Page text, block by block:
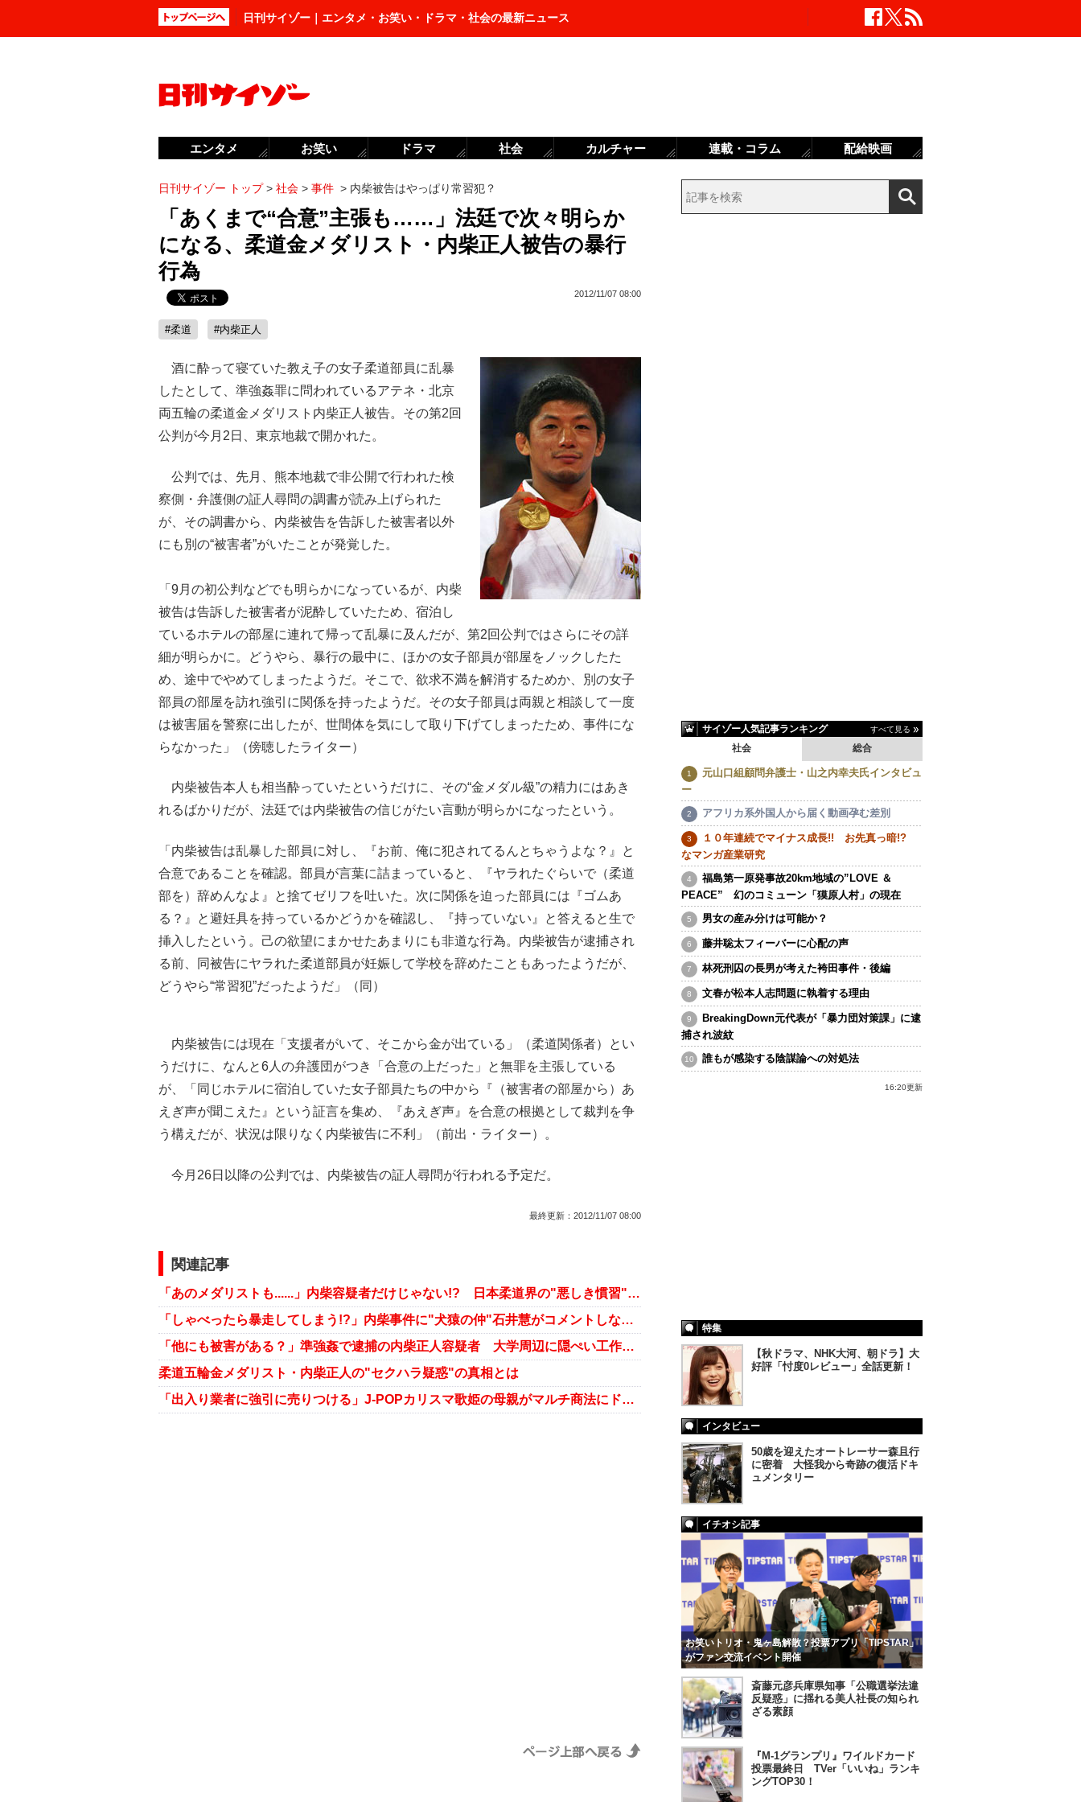
日刊サイゾー｜エンタメ・お笑い・ドラマ・社会の最新ニュース
日刊サイゾー トップ> 社会 > 事件 > 内柴被告はやっぱり常習犯？
「あくまで“合意”主張も……」法廷で次々明らか
になる、柔道金メダリスト・内柴正人被告の暴行
行為
2012/11/07 08:00
#柔道 #内柴正人
酒に酔って寝ていた教え子の女子柔道部員に乱暴
したとして、準強姦罪に問われているアテネ・北京
両五輪の柔道金メダリスト内柴正人被告。その第2回
公判が今月2日、東京地裁で開かれた。
公判では、先月、熊本地裁で非公開で行われた検
察側・弁護側の証人尋問の調書が読み上げられた
が、その調書から、内柴被告を告訴した被害者以外
にも別の“被害者”がいたことが発覚した。
「9月の初公判などでも明らかになっているが、内柴
被告は告訴した被害者が泥酔していたため、宿泊し
ているホテルの部屋に連れて帰って乱暴に及んだが、第2回公判ではさらにその詳
細が明らかに。どうやら、暴行の最中に、ほかの女子部員が部屋をノックしたた
め、途中でやめてしまったようだ。そこで、欲求不満を解消するためか、別の女子
部員の部屋を訪れ強引に関係を持ったようだ。その女子部員は両親と相談して一度
は被害届を警察に出したが、世間体を気にして取り下げてしまったため、事件にな
らなかった」（傍聴したライター）
内柴被告本人も相当酔っていたというだけに、その“金メダル級”の精力にはあき
れるばかりだが、法廷では内柴被告の信じがたい言動が明らかになったという。
「内柴被告は乱暴した部員に対し、『お前、俺に犯されてるんとちゃうよな？』と
合意であることを確認。部員が言葉に詰まっていると、『ヤラれたぐらいで（柔道
部を）辞めんなよ』と捨てゼリフを吐いた。次に関係を迫った部員には『ゴムあ
る？』と避妊具を持っているかどうかを確認し、『持っていない』と答えると生で
挿入したという。己の欲望にまかせたあまりにも非道な行為。内柴被告が逮捕され
る前、同被告にヤラれた柔道部員が妊娠して学校を辞めたこともあったようだが、
どうやら“常習犯”だったようだ」（同）
内柴被告には現在「支援者がいて、そこから金が出ている」（柔道関係者）とい
うだけに、なんと6人の弁護団がつき「合意の上だった」と無罪を主張している
が、「同じホテルに宿泊していた女子部員たちの中から『（被害者の部屋から）あ
えぎ声が聞こえた』という証言を集め、『あえぎ声』を合意の根拠として裁判を争
う構えだが、状況は限りなく内柴被告に不利」（前出・ライター）。
今月26日以降の公判では、内柴被告の証人尋問が行われる予定だ。
最終更新： 2012/11/07 08:00
関連記事
「あのメダリストも......」内柴容疑者だけじゃない!? 日本柔道界の"悪しき慣習"とは
「しゃべったら暴走してしまう!?」内柴事件に"犬猿の仲"石井慧がコメントしないワケ
「他にも被害がある？」準強姦で逮捕の内柴正人容疑者 大学周辺に隠ぺい工作の形跡も
柔道五輪金メダリスト・内柴正人の"セクハラ疑惑"の真相とは
「出入り業者に強引に売りつける」J-POPカリスマ歌姫の母親がマルチ商法にドップリ関与
サイゾー人気記事ランキング すべて見る
社会 総合
元山口組顧問弁護士・山之内幸夫氏インタビュ
ー
アフリカ系外国人から届く動画孕む差別
１０年連続でマイナス成長!! お先真っ暗!?
なマンガ産業研究
福島第一原発事故20km地域の”LOVE ＆
PEACE” 幻のコミューン「獏原人村」の現在
男女の産み分けは可能か？
藤井聡太フィーバーに心配の声
林死刑囚の長男が考えた袴田事件・後編
文春が松本人志問題に執着する理由
BreakingDown元代表が「暴力団対策課」に逮
捕され波紋
誰もが感染する陰謀論への対処法
16:20更新
特集
【秋ドラマ、NHK大河、朝ドラ】大
好評「忖度0レビュー」全話更新！
インタビュー
50歳を迎えたオートレーサー森且行
に密着 大怪我から奇跡の復活ドキ
ュメンタリー
イチオシ記事
お笑いトリオ・鬼ヶ島解散？投票アプリ「TIPSTAR」
がファン交流イベント開催
斎藤元彦兵庫県知事「公職選挙法違
反疑惑」に揺れる美人社長の知られ
ざる素顔
『M-1グランプリ』ワイルドカード
投票最終日 TVer「いいね」ランキ
ングTOP30！
エンタメ お笑い ドラマ 社会 カルチャー 連載・コラム 配給映画